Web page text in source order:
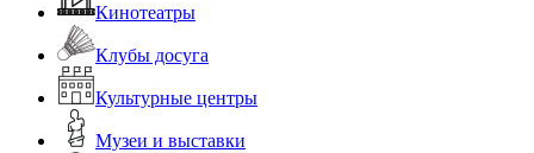
Кинотеатры
Клубы досуга
Культурные центры
Музеи и выставки